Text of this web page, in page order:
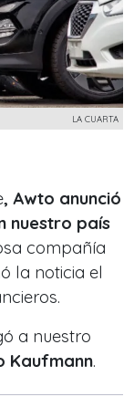
LA CUARTA
, Awto anunció
nuestro país
compañía
la noticia el
a nuestro
Kaufmann.